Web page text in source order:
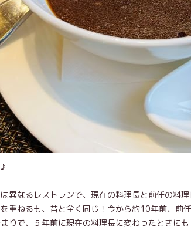
異なるレストランで、現在の料理長と前任の料
重ねるも、昔と全く同じ！今から約10年前、前
りで、５年前に現在の料理長に変わったときに